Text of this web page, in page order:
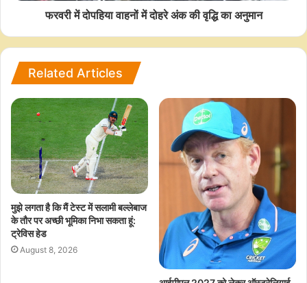
फरवरी में दोपहिया वाहनों में दोहरे अंक की वृद्धि का अनुमान
Related Articles
मुझे लगता है कि मैं टेस्ट में सलामी बल्लेबाज
के तौर पर अच्छी भूमिका निभा सकता हूं:
ट्रेविस हेड
August 8, 2026